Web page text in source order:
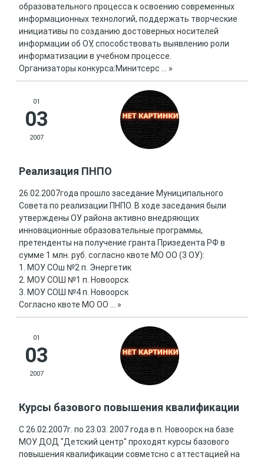
образовательного процесса к освоению современных
информационных технологий, поддержать творческие
инициативы по созданию достоверных носителей
информации об ОУ, способствовать выявлению роли
информатизации в учебном процессе.
Организаторы конкурса:Минитсерс ... »
01
03
2007
Реализация ПНПО
26.02.2007года прошло заседание Муниципального
Совета по реализации ПНПО. В ходе заседания были
утверждены ОУ района активно внедряющих
инновационные образовательные программы,
претенденты на получение гранта Призедента РФ в
сумме 1 млн. руб. согласно квоте МО ОО (3 ОУ):
1. МОУ СОш №2 п. Энергетик
2. МОУ СОШ №1 п. Новоорск
3. МОУ СОШ №4 п. Новоорск
Согласно квоте МО ОО ... »
01
03
2007
Курсы базового повышения квалификации
С 26.02.2007г. по 23.03. 2007 года в п. Новоорск на базе
МОУ ДОД "Детский центр" проходят курсы базового
повышения квалификации совметсно с аттестацией на